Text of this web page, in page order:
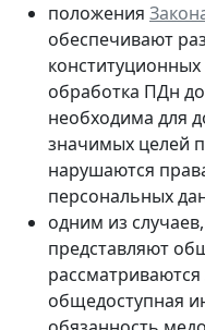
положения
обеспечивают
обработка ПДн
необходима для
значимых целей
нарушаются
персональных
одним из
представляют
общедоступная